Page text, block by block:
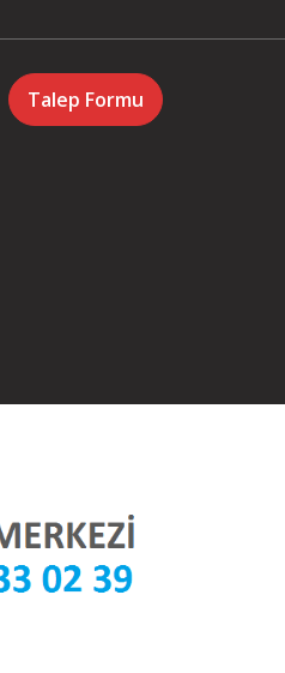
Talep Formu